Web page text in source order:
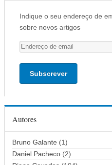
Indique o seu endereço de
sobre novos artigos
E
n
d
o
d
e
e
Autores
Bruno Galante (1)
Daniel Pacheco(2)